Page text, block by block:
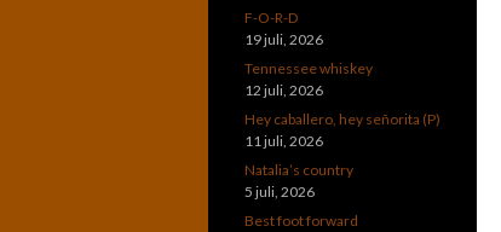
F-O-R-D
19 juli, 2026
Tennessee whiskey
12 juli, 2026
Hey caballero, hey señorita (P)
11 juli, 2026
Natalia’s country
5 juli, 2026
Best foot forward